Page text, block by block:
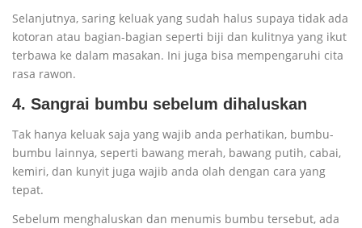
Selanjutnya, saring keluak yang sudah halus supaya tidak ada
kotoran atau bagian-bagian seperti biji dan kulitnya yang ikut
terbawa ke dalam masakan. Ini juga bisa mempengaruhi cita
rasa rawon.
4. Sangrai bumbu sebelum dihaluskan
Tak hanya keluak saja yang wajib anda perhatikan, bumbu-
bumbu lainnya, seperti bawang merah, bawang putih, cabai,
kemiri, dan kunyit juga wajib anda olah dengan cara yang
tepat.
Sebelum menghaluskan dan menumis bumbu tersebut, ada